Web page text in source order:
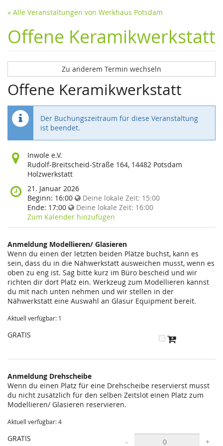
« Alle Veranstaltungen von Werkhaus Potsdam
Offene Keramikwerkstatt
Zu anderem Termin wechseln
Offene Keramikwerkstatt
Der Buchungszeitraum für diese Veranstaltung
ist beendet.
Wo
findet
diese
statt?
Inwole e.V.
Rudolf-Breitscheid-Straße 164, 14482 Potsdam
Holzwerkstatt
Wann
findet
diese
Veranstaltung
statt?
21. Januar 2026
Beginn: 16:00 Deine lokale Zeit: 15:00
Ende: 17:00 Deine lokale Zeit: 16:00
Zum Kalender hinzufügen
Anmeldung Modellieren/ Glasieren
Wenn du einen der letzten beiden Plätze buchst, kann es
sein, dass du in die Nähwerkstatt ausweichen musst, wenn es
oben zu eng ist. Sag bitte kurz im Büro bescheid und wir
richten dir dort Platz ein. Werkzeug zum Modellieren kannst
du mit nach unten nehmen und wir stellen in der
Nähwerkstatt eine Auswahl an Glasur Equipment bereit.
Aktuell verfügbar: 1
GRATIS
Anmeldung Drehscheibe
Wenn du einen Platz für eine Drehscheibe reservierst musst
du nicht zusätzlich für den selben Zeitslot einen Platz zum
Modellieren/ Glasieren reservieren.
Aktuell verfügbar: 4
GRATIS - +